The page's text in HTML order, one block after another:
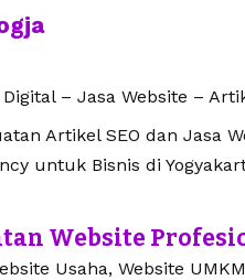
– Jasa Website –
Artikel SEO dan Jasa
untuk Bisnis di
Website
Usaha, Website